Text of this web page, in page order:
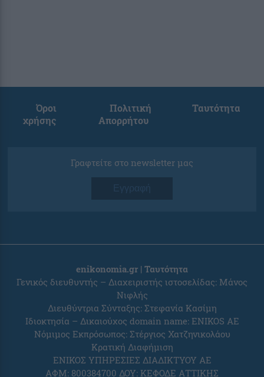
Όροι
χρήσης
Πολιτική
Απορρήτου
Ταυτότητα
Γραφτείτε στο newsletter μας
Εγγραφή
enikonomia.gr | Ταυτότητα
Γενικός διευθυντής – Διαχειριστής ιστοσελίδας: Μάνος
Νιφλής
Διευθύντρια Σύνταξης: Στεφανία Κασίμη
Ιδιοκτησία – Δικαιούχος domain name: ENIKOS AE
Νόμιμος Εκπρόσωπος: Στέργιος Χατζηνικολάου
Κρατική Διαφήμιση
ΕΝΙΚΟΣ ΥΠΗΡΕΣΙΕΣ ΔΙΑΔΙΚΤΥΟΥ ΑΕ
ΑΦΜ: 800384700 ΔΟΥ: ΚΕΦΟΔΕ ΑΤΤΙΚΗΣ